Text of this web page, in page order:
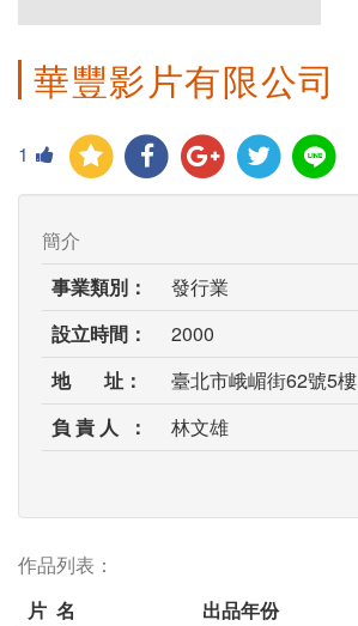
華豐影片有限公司
1
簡介
事業類別：
發行業
設立時間：
2000
地 址：
臺北市峨嵋街62號5樓
負 責 人 ：
林文雄
作品列表：
片 名
出品年份